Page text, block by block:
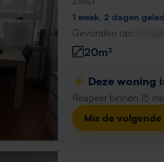
1 week, 2 dagen
Gevonden op:
20m²
⚡️ Deze woning
Reageer binnen 15
Mis de